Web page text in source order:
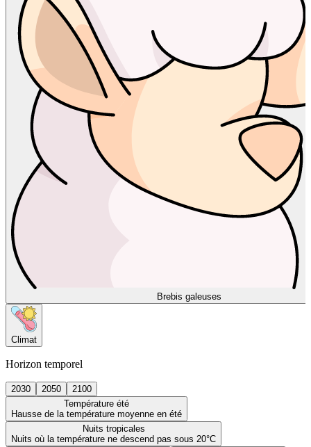
Brebis galeuses
Climat
Horizon temporel
2030 2050
2100
Température été
Hausse de la température moyenne en été
Nuits tropicales
Nuits où la température ne descend pas sous 20°C